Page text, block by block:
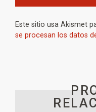
Este sitio usa Akismet
se procesan los datos